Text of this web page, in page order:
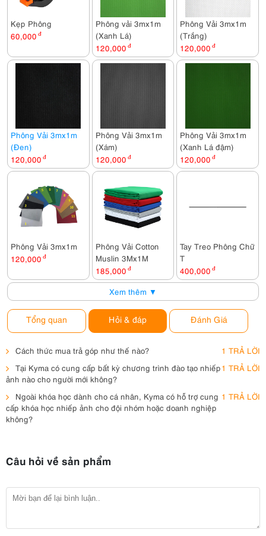
Kẹp Phông
60,000 đ
Phông vải 3mx1m
(Xanh Lá)
120,000 đ
Phông Vải 3mx1m
(Trắng)
120,000 đ
Phông Vải 3mx1m
(Đen)
120,000 đ
Phông Vải 3mx1m
(Xám)
120,000 đ
Phông Vải 3mx1m
(Xanh Lá đậm)
120,000 đ
Phông Vải 3mx1m
120,000 đ
Phông Vải Cotton
Muslin 3Mx1M
185,000 đ
Tay Treo Phông Chữ
T
400,000 đ
Xem thêm ▼
Tổng quan Hỏi & đáp Đánh Giá
Cách thức mua trả góp như thế nào?
1 TRẢ LỜI
Tại Kyma có cung cấp bất kỳ chương trình đào tạo nhiếp
ảnh nào cho người mới không?
1 TRẢ LỜI
Ngoài khóa học dành cho cá nhân, Kyma có hỗ trợ cung
cấp khóa học nhiếp ảnh cho đội nhóm hoặc doanh nghiệp
không?
1 TRẢ LỜI
Câu hỏi về sản phẩm